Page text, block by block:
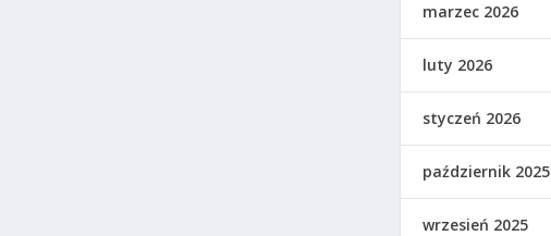
marzec 2026
luty 2026
styczeń 2026
październik 2025
wrzesień 2025